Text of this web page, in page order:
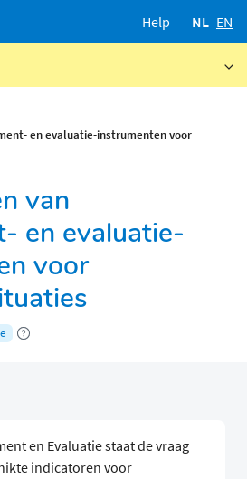
Help NL EN
en evaluatie-instrumenten voor
van
en evaluatie-
voor
en Evaluatie staat de vraag
indicatoren voor